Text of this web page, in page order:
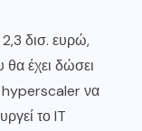
δισ. ευρώ,
θα έχει δώσει
hyperscaler να
το IT